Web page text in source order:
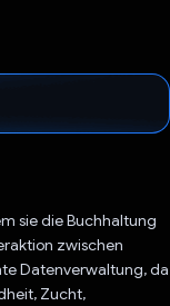
sie die Buchhaltung
zwischen
Datenverwaltung, da
Zucht,